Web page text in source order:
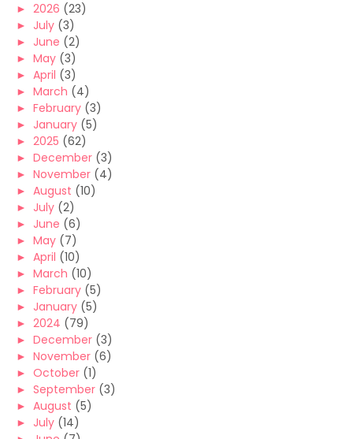
► 2026 (23)
► July (3)
► June (2)
► May (3)
► April (3)
► March (4)
► February (3)
► January (5)
► 2025 (62)
► December (3)
► November (4)
► August (10)
► July (2)
► June (6)
► May (7)
► April (10)
► March (10)
► February (5)
► January (5)
► 2024 (79)
► December (3)
► November (6)
► October (1)
► September (3)
► August (5)
► July (14)